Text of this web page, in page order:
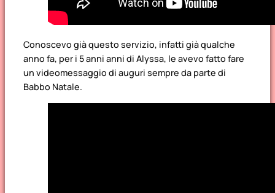
Conoscevo già questo servizio, infatti già qualche
anno fa, per i 5 anni anni di Alyssa, le avevo fatto fare
un videomessaggio di auguri sempre da parte di
Babbo Natale.